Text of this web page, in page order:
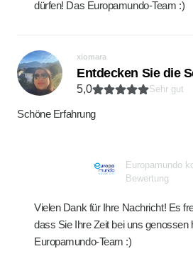
dürfen! Das Europamundo-Team :)
xiomara
Entdecken Sie die
5,0 Sehr gut
Schöne Erfahrung
Europamundo
Bewertung
Vielen Dank für Ihre Nachricht! Es
dass Sie Ihre Zeit bei uns genossen
Europamundo-Team :)